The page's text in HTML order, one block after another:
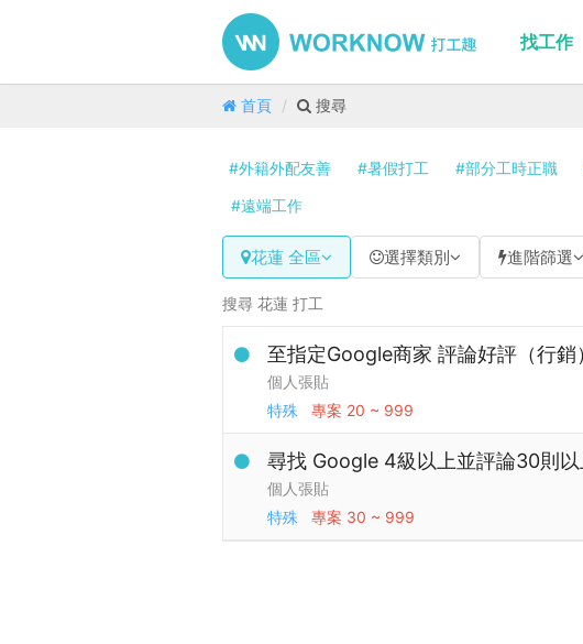
找工作
首頁 搜尋
#外籍外配友善 #暑假打工 #部分工時正職
#遠端工作
花蓮 全區 選擇類別 進階篩選
搜尋 花蓮 打工
至指定Google商家 評論好評（行銷
個人張貼
特殊
專案 20 ~ 999
尋找 Google 4級以上並評論30則
個人張貼
特殊
專案 30 ~ 999